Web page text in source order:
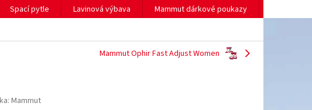
Spací pytle Lavinová výbava Mammut dárkové poukazy
Mammut Ophir Fast Adjust Women
Mammut